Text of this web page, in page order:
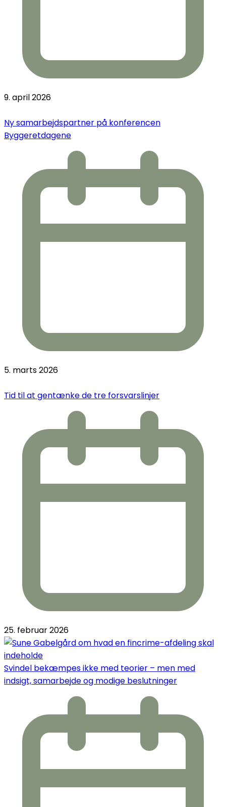
9. april 2026
Ny samarbejdspartner på konferencen
Byggeretdagene
5. marts 2026
Tid til at gentænke de tre forsvarslinjer
25. februar 2026
Svindel bekæmpes ikke med teorier – men med
indsigt, samarbejde og modige beslutninger